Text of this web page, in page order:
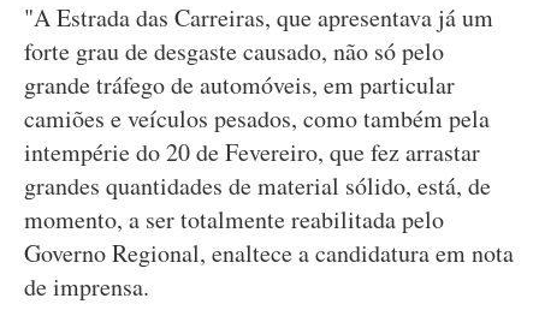
"A Estrada das Carreiras, que apresentava já um
forte grau de desgaste causado, não só pelo
grande tráfego de automóveis, em particular
camiões e veículos pesados, como também pela
intempérie do 20 de Fevereiro, que fez arrastar
grandes quantidades de material sólido, está, de
momento, a ser totalmente reabilitada pelo
Governo Regional, enaltece a candidatura em nota
de imprensa.